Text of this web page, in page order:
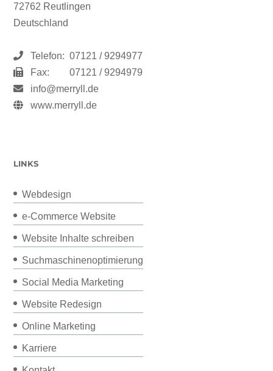
72762 Reutlingen
Deutschland
Telefon: 07121 / 9294977
Fax:
07121 / 9294979
info@merryll.de
www.merryll.de
LINKS
Webdesign
e-Commerce Website
Website Inhalte schreiben
Suchmaschinenoptimierung
Social Media Marketing
Website Redesign
Online Marketing
Karriere